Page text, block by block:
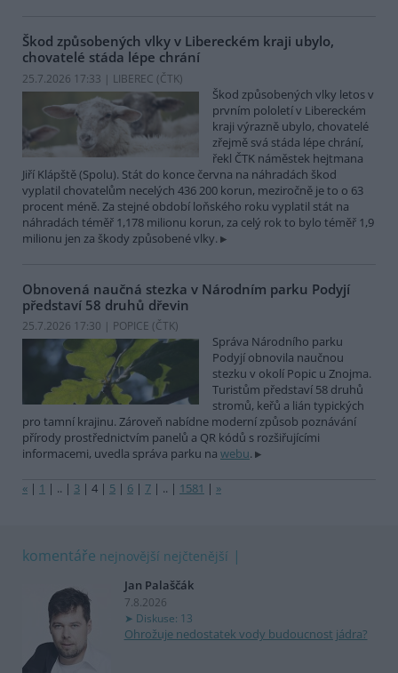
Škod způsobených vlky v Libereckém kraji ubylo,
chovatelé stáda lépe chrání
25.7.2026 17:33 | LIBEREC (ČTK)
Škod způsobených vlky letos v
prvním pololetí v Libereckém
kraji výrazně ubylo, chovatelé
zřejmě svá stáda lépe chrání,
řekl ČTK náměstek hejtmana
Jiří Klápště (Spolu). Stát do konce června na náhradách škod
vyplatil chovatelům necelých 436 200 korun, meziročně je to o 63
procent méně. Za stejné období loňského roku vyplatil stát na
náhradách téměř 1,178 milionu korun, za celý rok to bylo téměř 1,9
milionu jen za škody způsobené vlky.
Obnovená naučná stezka v Národním parku Podyjí
představí 58 druhů dřevin
25.7.2026 17:30 | POPICE (ČTK)
Správa Národního parku
Podyjí obnovila naučnou
stezku v okolí Popic u Znojma.
Turistům představí 58 druhů
stromů, keřů a lián typických
pro tamní krajinu. Zároveň nabídne moderní způsob poznávání
přírody prostřednictvím panelů a QR kódů s rozšiřujícími
informacemi, uvedla správa parku na webu.
« | 1 | .. | 3 | 4 | 5 | 6 | 7 | .. | 1581 | »
komentáře nejnovější nejčtenější
Jan Palaščák
7.8.2026
Diskuse: 13
Ohrožuje nedostatek vody budoucnost jádra?